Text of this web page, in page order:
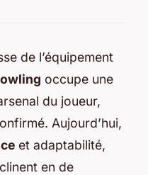
de l’équipement
occupe une
du joueur,
Aujourd’hui,
et adaptabilité,
en de